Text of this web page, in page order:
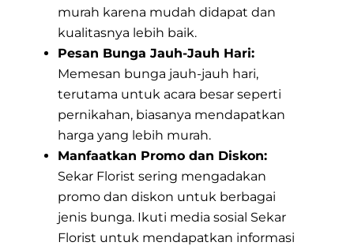
murah karena mudah didapat dan
kualitasnya lebih baik.
Pesan Bunga Jauh-Jauh Hari:
Memesan bunga jauh-jauh hari,
terutama untuk acara besar seperti
pernikahan, biasanya mendapatkan
harga yang lebih murah.
Manfaatkan Promo dan Diskon:
Sekar Florist sering mengadakan
promo dan diskon untuk berbagai
jenis bunga. Ikuti media sosial Sekar
Florist untuk mendapatkan informasi